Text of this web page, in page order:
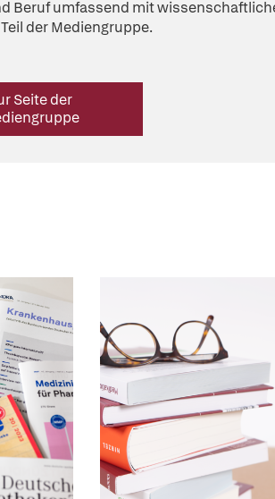
Beruf umfassend mit
der Mediengruppe.
Seite der